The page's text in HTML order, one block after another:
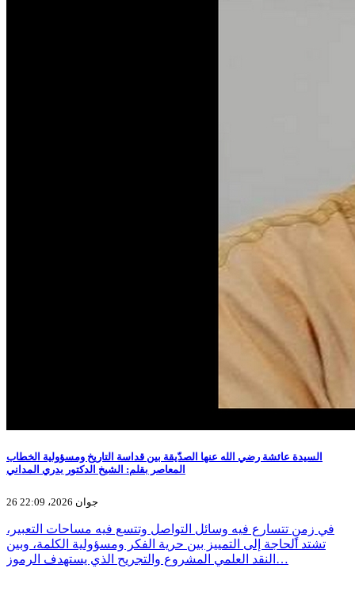
السيدة عائشة رضي الله عنها الصدّيقة بين قداسة التاريخ ومسؤولية الخطاب
المعاصر بقلم: الشيخ الدكتور بدري المداني
26 جوان 2026، 22:09
في زمنٍ تتسارع فيه وسائل التواصل وتتسع فيه مساحات التعبير،
تشتد الحاجة إلى التمييز بين حرية الفكر ومسؤولية الكلمة، وبين
النقد العلمي المشروع والتجريح الذي يستهدف الرموز…